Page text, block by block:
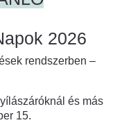
2026
rendszerben –
és más
15.